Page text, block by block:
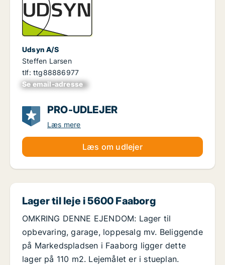
Udsyn A/S
Steffen Larsen
tlf: ttg88886977
Se email-adresse
xxxxxxxxxxxxxxxx
PRO-UDLEJER
Læs mere
Læs om udlejer
Lager til leje i 5600 Faaborg
OMKRING DENNE EJENDOM: Lager til
opbevaring, garage, loppesalg mv. Beliggende
på Markedspladsen i Faaborg ligger dette
lager på 110 m2. Lejemålet er i stueplan.